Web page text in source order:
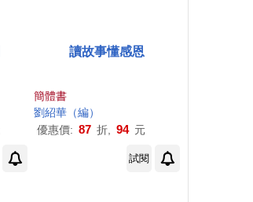
讀故事懂感恩
簡體書
劉紹華 （編）
優惠價: 87 折, 94 元
試閱